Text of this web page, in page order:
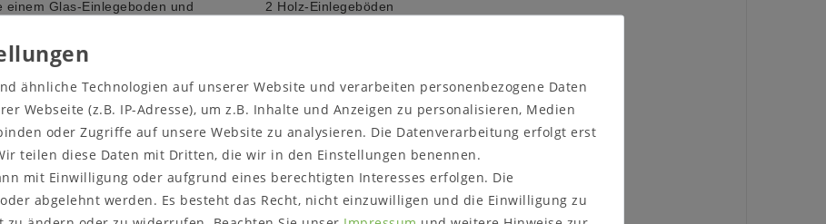
Glas-Einlegeboden und
sich je eine Schublade.
oder Rohstahl) oder
oder Wildeiche
2 Holz-Einlegeböden
Wildeiche massiv natur geölt (Abbildung)
Wildeiche massiv bianco geölt
Breite 128 cm
Höhe 137 cm
Tiefe wahlweise 40 oder 45 cm
ähnliche Technologien auf unserer Website und verarbeiten personenbezogene Daten
Webseite (z.B. IP-Adresse), um z.B. Inhalte und Anzeigen zu personalisieren, Medien
oder Zugriffe auf unsere Website zu analysieren. Die Datenverarbeitung erfolgt erst
teilen diese Daten mit Dritten, die wir in den Einstellungen benennen.
mit Einwilligung oder aufgrund eines berechtigten Interesses erfolgen. Die
abgelehnt werden. Es besteht das Recht, nicht einzuwilligen und die Einwilligung zu